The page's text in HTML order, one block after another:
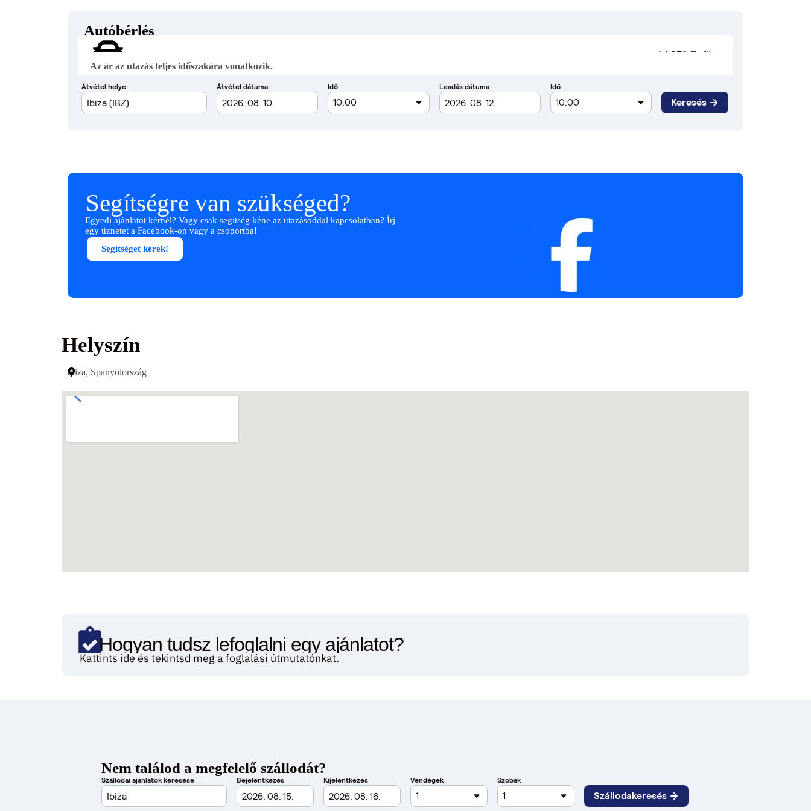
Autóbérlés
14 370 Ft/fő
Az ár az utazás teljes időszakára vonatkozik.
Segítségre van szükséged?
Egyedi ajánlatot kérnél? Vagy csak segítség kéne az utazásoddal kapcsolatban? Írj
egy üznetet a Facebook-on vagy a csoportba!
Segítséget kérek!
Helyszín
Ibiza, Spanyolország
Hogyan tudsz lefoglalni egy ajánlatot?
Kattints ide és tekintsd meg a foglalási útmutatónkat.
Nem találod a megfelelő szállodát?